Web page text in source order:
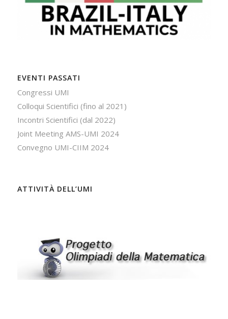
EVENTI PASSATI
Congressi UMI
Colloqui Scientifici (fino al 2021)
Incontri Scientifici (dal 2022)
Joint Meeting AMS-UMI 2024
Convegno UMI-CIIM 2024
ATTIVITÀ DELL’UMI